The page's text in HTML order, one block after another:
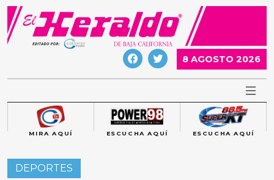
Skip
content
8 AGOSTO 2026
MIRA AQUÍ ESCUCHA AQUÍ ESCUCHA AQUÍ
DEPORTES